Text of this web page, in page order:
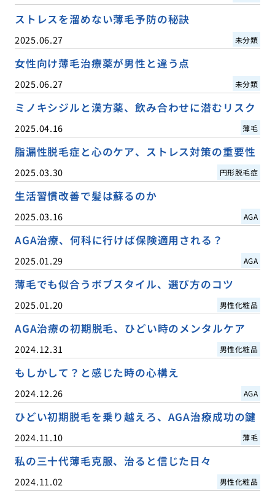
ストレスを溜めない薄毛予防の秘訣
2025.06.27 未分類
女性向け薄毛治療薬が男性と違う点
2025.06.27 未分類
ミノキシジルと漢方薬、飲み合わせに潜むリスク
2025.04.16 薄毛
脂漏性脱毛症と心のケア、ストレス対策の重要性
2025.03.30 円形脱毛症
生活習慣改善で髪は蘇るのか
2025.03.16 AGA
AGA治療、何科に行けば保険適用される？
2025.01.29 AGA
薄毛でも似合うボブスタイル、選び方のコツ
2025.01.20 男性化粧品
AGA治療の初期脱毛、ひどい時のメンタルケア
2024.12.31 男性化粧品
もしかして？と感じた時の心構え
2024.12.26 AGA
ひどい初期脱毛を乗り越えろ、AGA治療成功の鍵
2024.11.10 薄毛
私の三十代薄毛克服、治ると信じた日々
2024.11.02 男性化粧品